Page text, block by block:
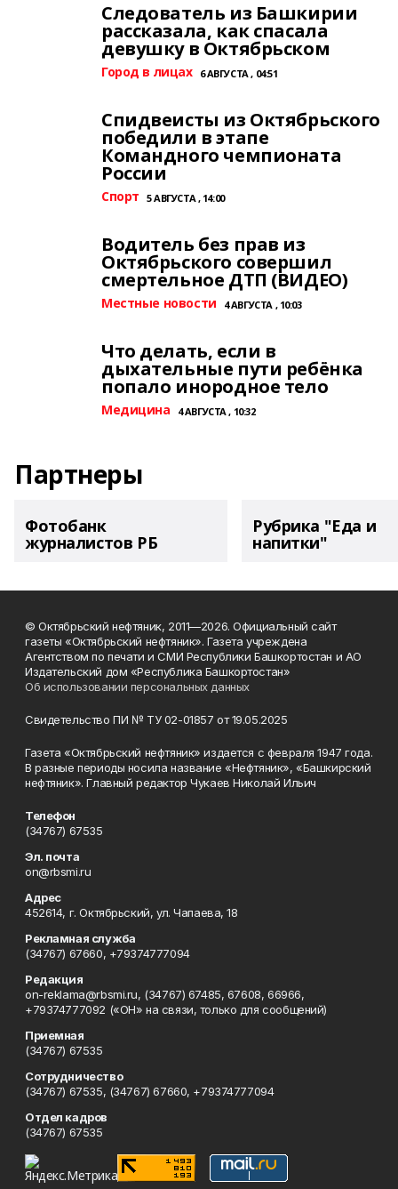
Следователь из Башкирии
рассказала, как спасала
девушку в Октябрьском
Город в лицах 6 АВГУСТА , 04:51
Спидвеисты из Октябрьского
победили в этапе
Командного чемпионата
России
Спорт 5 АВГУСТА , 14:00
Водитель без прав из
Октябрьского совершил
смертельное ДТП (ВИДЕО)
Местные новости 4 АВГУСТА , 10:03
Что делать, если в
дыхательные пути ребёнка
попало инородное тело
Медицина 4 АВГУСТА , 10:32
Партнеры
Фотобанк
журналистов РБ
Рубрика "Еда и
напитки"
© Октябрьский нефтяник, 2011—2026. Официальный сайт
газеты «Октябрьский нефтяник». Газета учреждена
Агентством по печати и СМИ Республики Башкортостан и АО
Издательский дом «Республика Башкортостан»
Об использовании персональных данных
Свидетельство ПИ № ТУ 02-01857 от 19.05.2025
Газета «Октябрьский нефтяник» издается с февраля 1947 года.
В разные периоды носила название «Нефтяник», «Башкирский
нефтяник». Главный редактор Чукаев Николай Ильич
Телефон
(34767) 67535
Эл. почта
on@rbsmi.ru
Адрес
452614, г. Октябрьский, ул. Чапаева, 18
Рекламная служба
(34767) 67660, +79374777094
Редакция
on-reklama@rbsmi.ru, (34767) 67485, 67608, 66966,
+79374777092 («ОН» на связи, только для сообщений)
Приемная
(34767) 67535
Сотрудничество
(34767) 67535, (34767) 67660, +79374777094
Отдел кадров
(34767) 67535